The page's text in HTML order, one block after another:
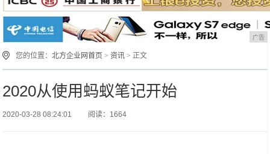
广告
您的位置：北方企业网首页 >资讯 > 正文
2020从使用蚂蚁笔记开始
2020-03-28 08:24:01 阅读：1664